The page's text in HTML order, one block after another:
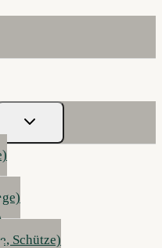
Untermenü
Umschalten
Schütze)